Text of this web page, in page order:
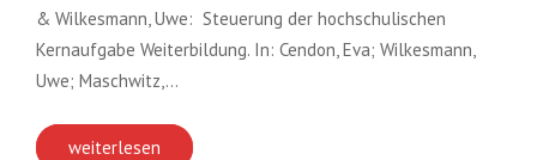
& Wilkesmann, Uwe: Steuerung der hochschulischen
Kernaufgabe Weiterbildung. In: Cendon, Eva; Wilkesmann,
Uwe; Maschwitz,…
weiterlesen